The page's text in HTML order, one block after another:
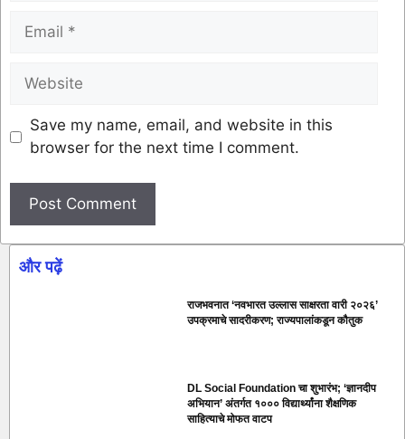
Save my name, email, and website in this
browser for the next time I comment.
और पढ़ें
राजभवनात ‘नवभारत उल्लास साक्षरता वारी २०२६’
उपक्रमाचे सादरीकरण; राज्यपालांकडून कौतुक
DL Social Foundation चा शुभारंभ; ‘ज्ञानदीप
अभियान’ अंतर्गत १००० विद्यार्थ्यांना शैक्षणिक
साहित्याचे मोफत वाटप